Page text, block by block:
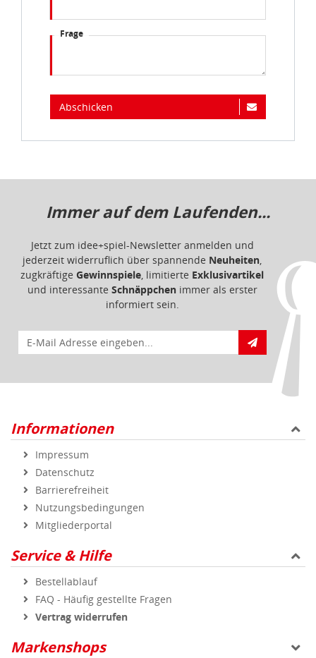
Frage
Abschicken
Immer auf dem Laufenden...
Jetzt zum idee+spiel-Newsletter anmelden und
jederzeit widerruflich über spannende Neuheiten,
zugkräftige Gewinnspiele, limitierte Exklusivartikel
und interessante Schnäppchenimmer als erster
informiert sein.
E-Mail für Newsletteranmeldung
Informationen
Impressum
Datenschutz
Barrierefreiheit
Nutzungsbedingungen
Mitgliederportal
Service & Hilfe
Bestellablauf
FAQ - Häufig gestellte Fragen
Vertrag widerrufen
Markenshops